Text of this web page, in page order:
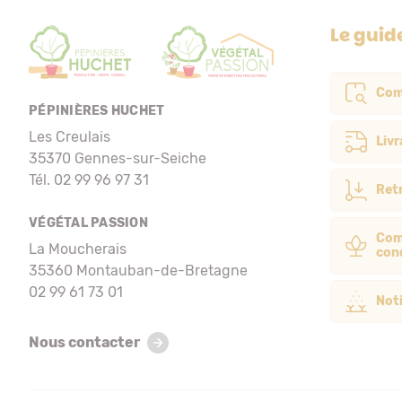
Le
PÉPINIÈRES HUCHET
Les Creulais
35370 Gennes-sur-Seiche
Tél. 02 99 96 97 31
VÉGÉTAL PASSION
La Moucherais
35360 Montauban-de-Bretagne
02 99 61 73 01
Nous contacter